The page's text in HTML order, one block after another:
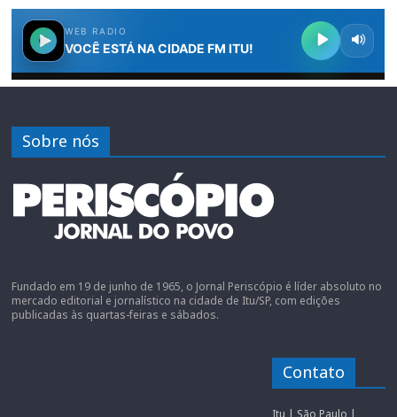
Sobre nós
Fundado em 19 de junho de 1965, o Jornal Periscópio é líder absoluto no
mercado editorial e jornalístico na cidade de Itu/SP, com edições
publicadas às quartas-feiras e sábados.
Contato
Itu | São Paulo |